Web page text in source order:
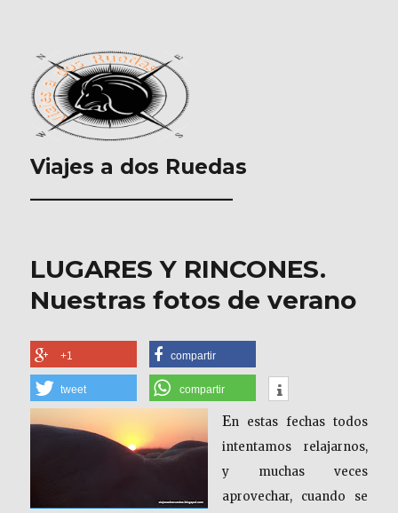
Viajes a dos Ruedas
___________________
LUGARES Y RINCONES.
Nuestras fotos de verano
+1 compartir
tweet compartir
En estas fechas todos
intentamos relajarnos,
y muchas veces
aprovechar, cuando se